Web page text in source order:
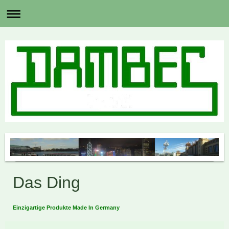
Das Ding
Einzigartige Produkte Made In Germany